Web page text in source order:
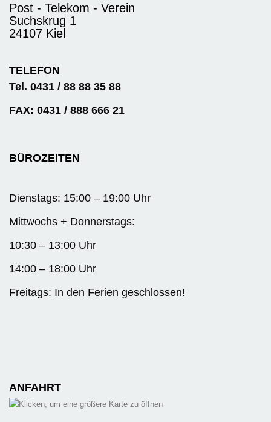
Post - Telekom - Verein
Suchskrug 1
24107 Kiel
TELEFON
Tel. 0431 / 88 88 35 88
FAX: 0431 / 888 666 21
BÜROZEITEN
Dienstags: 15:00 – 19:00 Uhr
Mittwochs + Donnerstags:
10:30 – 13:00 Uhr
14:00 – 18:00 Uhr
Freitags: In den Ferien geschlossen!
ANFAHRT